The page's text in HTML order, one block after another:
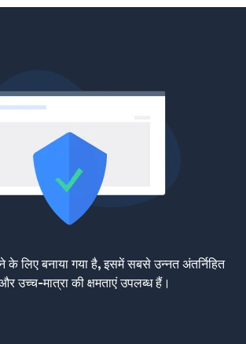
लिए बनाया गया है, इसमें सबसे उन्नत अंतर्निहित
उच्च-मात्रा की क्षमताएं उपलब्ध हैं।